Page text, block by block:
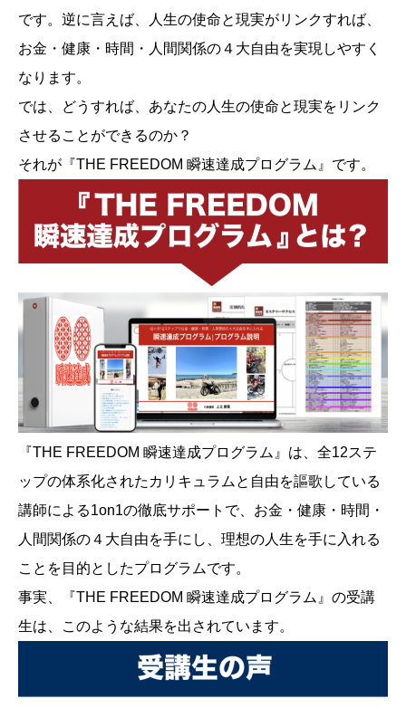
です。逆に言えば、人生の使命と現実がリンクすれば、
お金・健康・時間・人間関係の４大自由を実現しやすく
なります。
では、どうすれば、あなたの人生の使命と現実をリンク
させることができるのか？
それが『THE FREEDOM 瞬速達成プログラム』です。
『THE FREEDOM 瞬速達成プログラム』は、全12ステ
ップの体系化されたカリキュラムと自由を謳歌している
講師による1on1の徹底サポートで、お金・健康・時間・
人間関係の４大自由を手にし、理想の人生を手に入れる
ことを目的としたプログラムです。
事実、『THE FREEDOM 瞬速達成プログラム』の受講
生は、このような結果を出されています。